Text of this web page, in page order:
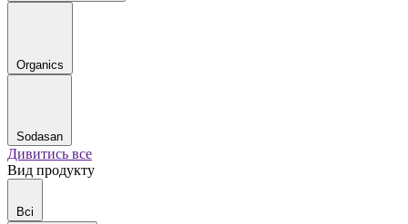
Organics
Sodasan
Дивитись все
Вид продукту
Всі